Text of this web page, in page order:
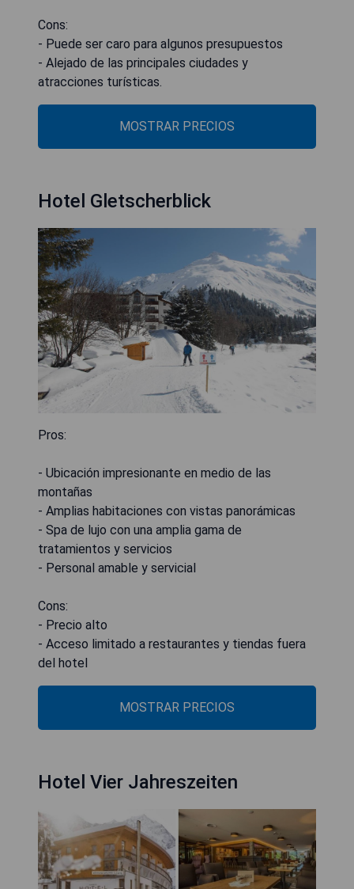
Cons:
- Puede ser caro para algunos presupuestos
- Alejado de las principales ciudades y
atracciones turísticas.
MOSTRAR PRECIOS
Hotel Gletscherblick
Pros:
- Ubicación impresionante en medio de las
montañas
- Amplias habitaciones con vistas panorámicas
- Spa de lujo con una amplia gama de
tratamientos y servicios
- Personal amable y servicial
Cons:
- Precio alto
- Acceso limitado a restaurantes y tiendas fuera
del hotel
MOSTRAR PRECIOS
Hotel Vier Jahreszeiten